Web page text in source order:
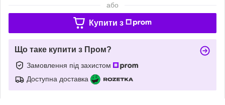
або
Купити з
Що таке купити з Пром?
Замовлення під захистом
Доступна доставка